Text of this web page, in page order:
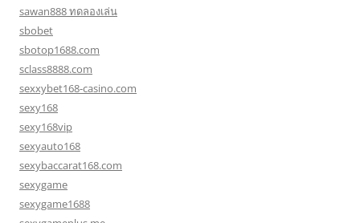
sawan888 ทดลองเล่น
sbobet
sbotop1688.com
sclass8888.com
sexxybet168-casino.com
sexy168
sexy168vip
sexyauto168
sexybaccarat168.com
sexygame
sexygame1688